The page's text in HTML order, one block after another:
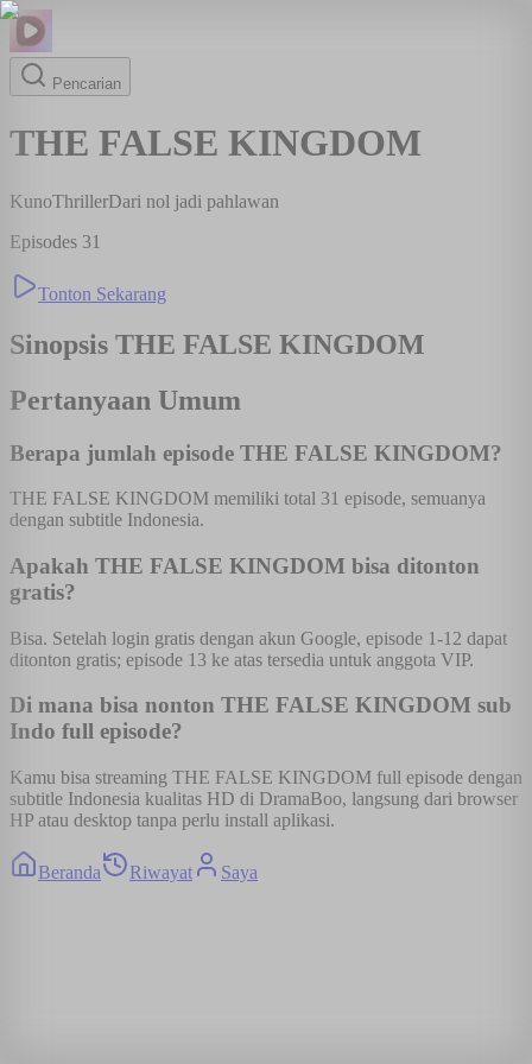
Pencarian
THE FALSE KINGDOM
KunoThrillerDari nol jadi pahlawan
Episodes 31
Tonton Sekarang
Sinopsis THE FALSE KINGDOM
Pertanyaan Umum
Berapa jumlah episode THE FALSE KINGDOM?
THE FALSE KINGDOM memiliki total 31 episode, semuanya
dengan subtitle Indonesia.
Apakah THE FALSE KINGDOM bisa ditonton
gratis?
Bisa. Setelah login gratis dengan akun Google, episode 1-12 dapat
ditonton gratis; episode 13 ke atas tersedia untuk anggota VIP.
Di mana bisa nonton THE FALSE KINGDOM sub
Indo full episode?
Kamu bisa streaming THE FALSE KINGDOM full episode dengan
subtitle Indonesia kualitas HD di DramaBoo, langsung dari browser
HP atau desktop tanpa perlu install aplikasi.
Beranda Riwayat Saya